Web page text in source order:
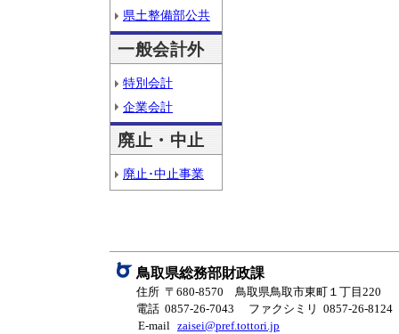
県土整備部公共
一般会計外
特別会計
企業会計
廃止・中止
廃止･中止事業
鳥取県総務部財政課
住所 〒680-8570 鳥取県鳥取市東町１丁目220
電話 0857-26-7043
ファクシミリ 0857-26-8124
E-mail zaisei@pref.tottori.jp